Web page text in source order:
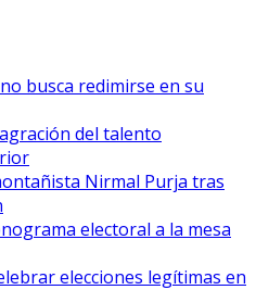
busca redimirse en su
del talento
Nirmal Purja tras
electoral a la mesa
elecciones legítimas en